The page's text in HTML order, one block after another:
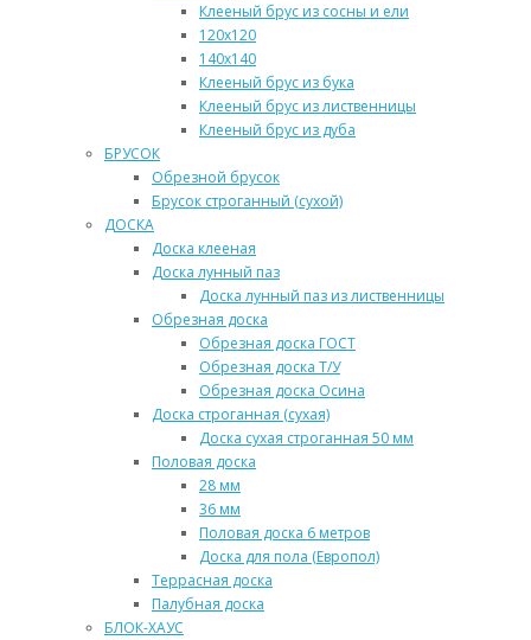
Клееный брус из сосны и ели
120х120
140х140
Клееный брус из бука
Клееный брус из лиственницы
Клееный брус из дуба
БРУСОК
Обрезной брусок
Брусок строганный (сухой)
ДОСКА
Доска клееная
Доска лунный паз
Доска лунный паз из лиственницы
Обрезная доска
Обрезная доска ГОСТ
Обрезная доска Т/У
Обрезная доска Осина
Доска строганная (сухая)
Доска сухая строганная 50 мм
Половая доска
28 мм
36 мм
Половая доска 6 метров
Доска для пола (Европол)
Террасная доска
Палубная доска
БЛОК-ХАУС